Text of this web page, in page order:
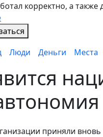
корректно, а также
Люди Деньги Места
приняли